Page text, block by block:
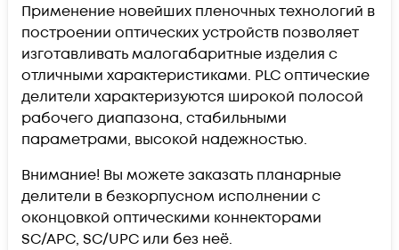
Применение новейших пленочных технологий в
построении оптических устройств позволяет
изготавливать малогабаритные изделия с
отличными характеристиками. PLC оптические
делители характеризуются широкой полосой
рабочего диапазона, стабильными
параметрами, высокой надежностью.
Внимание! Вы можете заказать планарные
делители в безкорпусном исполнении с
оконцовкой оптическими коннекторами
SC/APC, SC/UPC или без неё.